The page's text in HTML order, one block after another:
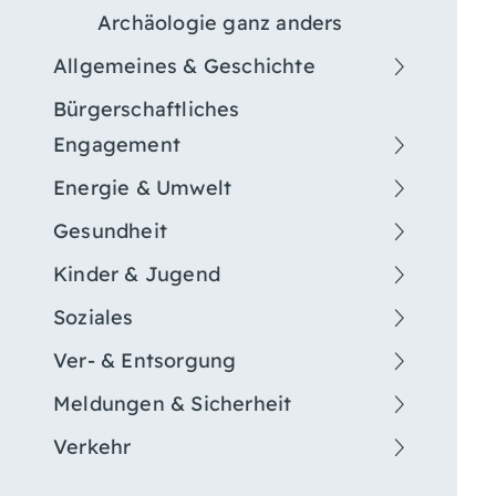
Archäologie ganz anders
Allgemeines & Geschichte
Bürgerschaftliches
Engagement
Energie & Umwelt
Gesundheit
Kinder & Jugend
Soziales
Ver- & Entsorgung
Meldungen & Sicherheit
Verkehr